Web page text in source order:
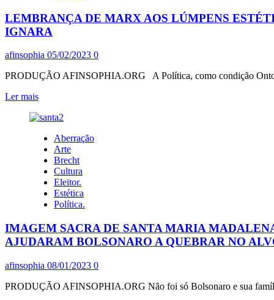
LEMBRANÇA DE MARX AOS LÚMPENS
IGNARA
afinsophia 05/02/2023 0
PRODUÇÃO AFINSOPHIA.ORG A Política, como condição
Ler maisLeia
sobre
DE
MARX
AOS
LÚMPENS
ESTÉTICOS-
INTELECTIVOS-
ÉTICOS
GOLPISTAS
E
A
BURGUESIA-
CAPITALISTA-
IGNARA
Aberração
Arte
Brecht
Cultura
Eleitor.
Estética
Política.
IMAGEM SACRA DE SANTA MARIA
AJUDARAM BOLSONARO A QUEBRAR NO
afinsophia 08/01/2023 0
PRODUÇÃO AFINSOPHIA.ORG Não foi só Bolsonaro e sua